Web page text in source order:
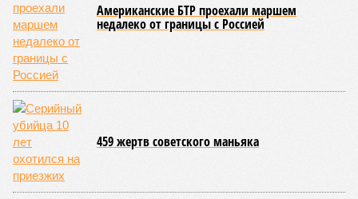
Американские БТР проехали маршем
недалеко от границы с Россией
459 жертв советского маньяка